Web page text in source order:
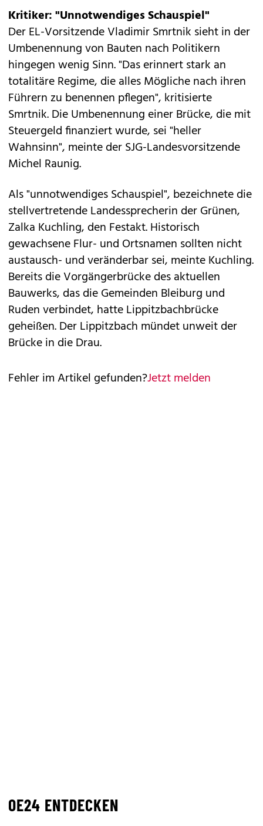
Kritiker: "Unnotwendiges Schauspiel"
Der EL-Vorsitzende Vladimir Smrtnik sieht in der
Umbenennung von Bauten nach Politikern
hingegen wenig Sinn. "Das erinnert stark an
totalitäre Regime, die alles Mögliche nach ihren
Führern zu benennen pflegen", kritisierte
Smrtnik. Die Umbenennung einer Brücke, die mit
Steuergeld finanziert wurde, sei "heller
Wahnsinn", meinte der SJG-Landesvorsitzende
Michel Raunig.
Als "unnotwendiges Schauspiel", bezeichnete die
stellvertretende Landessprecherin der Grünen,
Zalka Kuchling, den Festakt. Historisch
gewachsene Flur- und Ortsnamen sollten nicht
austausch- und veränderbar sei, meinte Kuchling.
Bereits die Vorgängerbrücke des aktuellen
Bauwerks, das die Gemeinden Bleiburg und
Ruden verbindet, hatte Lippitzbachbrücke
geheißen. Der Lippitzbach mündet unweit der
Brücke in die Drau.
Fehler im Artikel gefunden?Jetzt melden
OE24 ENTDECKEN